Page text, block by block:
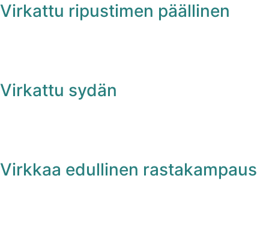
Virkattu ripustimen päällinen
Virkattu sydän
Virkkaa edullinen rastakampaus